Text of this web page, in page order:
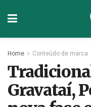
Home Conteúdo de marca
Gravataí,